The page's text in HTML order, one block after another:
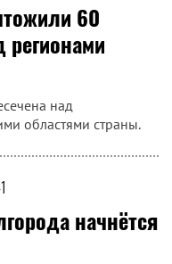
60
над
областями страны.
начнётся